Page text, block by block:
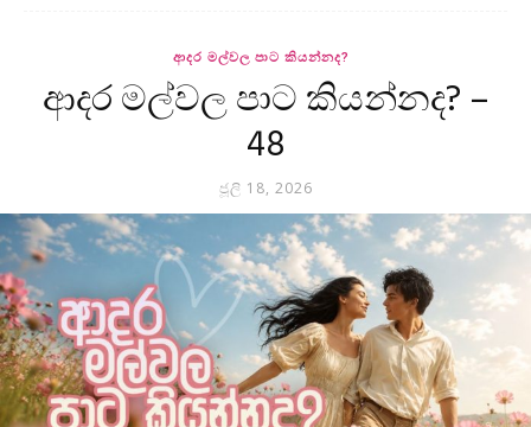
ආදර මල්වල පාට කියන්නද?
ආදර මල්වල පාට කියන්නද? –
48
ජූලි 18, 2026